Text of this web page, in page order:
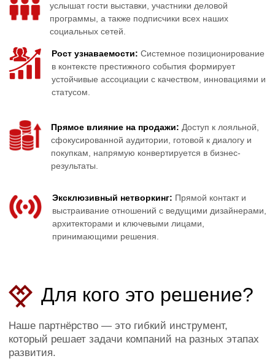
Эксклюзивный нетворкинг:Прямой контакт и
выстраивание отношений с ведущими дизайнерами,
архитекторами и ключевыми лицами,
принимающими решения.
Для кого это решение?
Наше партнёрство — это гибкий инструмент,
Для молодых и амбициозных
брендов
Идеальный старт для уверенного
выхода на рынок. Это возможность
шум, и сразу заявить о себе перед всей
отраслью. Вы получите не просто
внимание, а кредит доверия,
ассоциируясь с главной площадкой
индустрии.
Для устоявшихся лидеров рынка
увеличить объём продаж, но и стать
частью экосистемы, которая формирует
По вопросам